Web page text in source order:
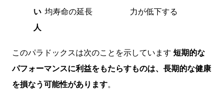
い
人
均寿命の延長
力が低下する
このパラドックスは次のことを示しています 短期的な
パフォーマンスに利益をもたらすものは、長期的な健康
を損なう可能性があります。